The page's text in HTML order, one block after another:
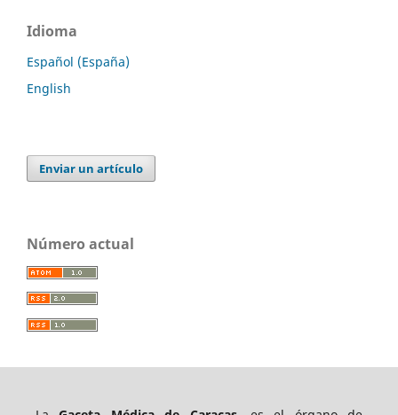
Idioma
Español (España)
English
Enviar un artículo
Número actual